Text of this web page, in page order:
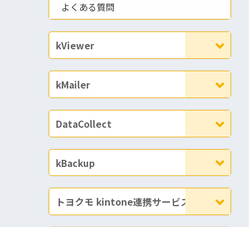
よくある質問
kViewer
kMailer
DataCollect
kBackup
トヨクモ kintone連携サービス